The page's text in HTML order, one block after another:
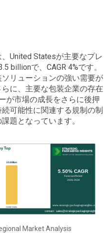
United Statesが主要なプレ
billionで、CAGR 4%です。
リューションの強い需要が
に、主要な包装企業の存在
が市場の成長をさらに後押
可能性に関連する規制の制
題となっています。
Market Analysis